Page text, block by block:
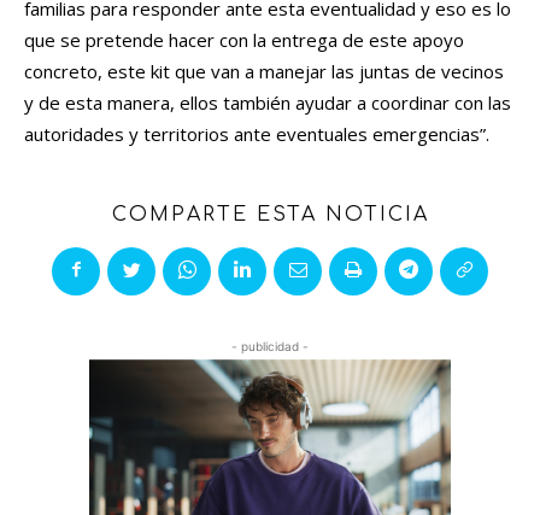
familias para responder ante esta eventualidad y eso es lo
que se pretende hacer con la entrega de este apoyo
concreto, este kit que van a manejar las juntas de vecinos
y de esta manera, ellos también ayudar a coordinar con las
autoridades y territorios ante eventuales emergencias”.
COMPARTE ESTA NOTICIA
- publicidad -